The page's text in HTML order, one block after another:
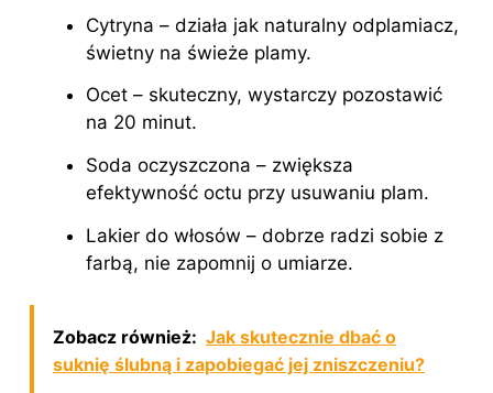
Cytryna – działa jak naturalny odplamiacz,
świetny na świeże plamy.
Ocet – skuteczny, wystarczy pozostawić
na 20 minut.
Soda oczyszczona – zwiększa
efektywność octu przy usuwaniu plam.
Lakier do włosów – dobrze radzi sobie z
farbą, nie zapomnij o umiarze.
Zobacz również: Jak skutecznie dbać o
suknię ślubną i zapobiegać jej zniszczeniu?